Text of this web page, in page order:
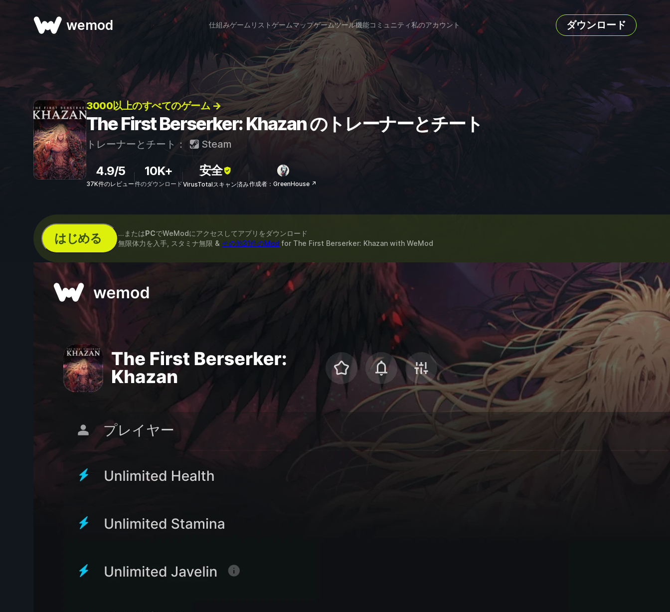
wemod 仕組みゲームリストゲームマップゲームツール機能コミュニティ私のアカウント ダウンロード
3000以上のすべてのゲーム →
The First Berserker: Khazan のトレーナーとチート
トレーナーとチート： Steam
4.9/5
37K件のレビュー
10K+
件のダウンロード
安全
VirusTotalスキャン済み作成者：GreenHouse ↗
はじめる ...またはPCでWeModにアクセスしてアプリをダウンロード
無限体力を入手, スタミナ無限 & その他31件のMod for The First Berserker: Khazan with WeMod